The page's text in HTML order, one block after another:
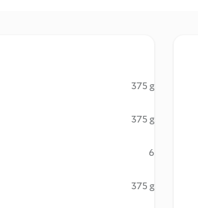
375 g
375 g
6
375 g